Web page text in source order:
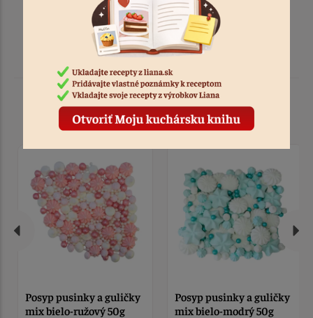
Podobné produkty
Posyp pusinky a guličky
mix bielo-ružový 50g
Posyp pusinky a guličky
mix bielo-modrý 50g